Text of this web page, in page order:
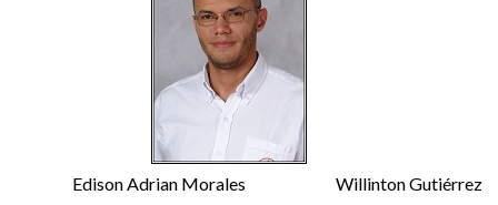
Edison Adrian Morales Willinton Gutiérrez